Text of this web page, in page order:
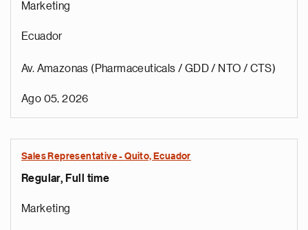
Marketing
Ecuador
Av. Amazonas (Pharmaceuticals / GDD / NTO / CTS)
Ago 05, 2026
Sales Representative - Quito, Ecuador
Regular, Full time
Marketing